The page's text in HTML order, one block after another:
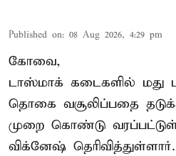
Published on: 08 Aug 2026, 4:29 pm
கோவை,
டாஸ்மாக் கடைகளில் மது
தொகை வசூலிப்பதை
முறை கொண்டு
விக்னேஷ்